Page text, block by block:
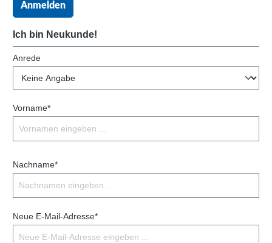
Anmelden
Ich bin Neukunde!
Anrede
Vorname*
Nachname*
Neue E-Mail-Adresse*